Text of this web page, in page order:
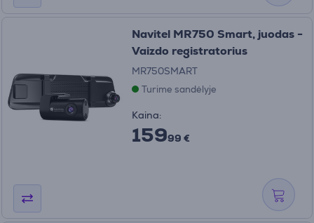
Navitel MR750 Smart, juodas -
Vaizdo registratorius
MR750SMART
Turime sandėlyje
Kaina:
15999 €